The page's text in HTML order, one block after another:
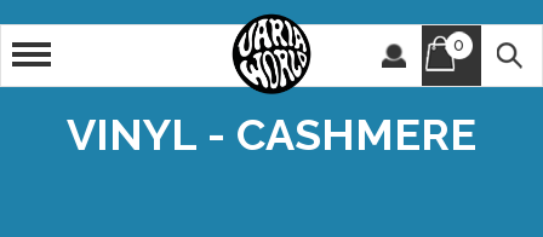
0
VINYL - CASHMERE